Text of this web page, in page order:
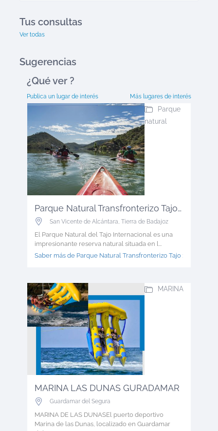
Tus consultas
Ver todas
Sugerencias
¿Qué ver ?
Publica un lugar de interés Más lugares de interés
Parque Natural Transfronterizo Tajo ...
San Vicente de Alcántara, Tierra de Badajoz
El Parque Natural del Tajo Internacional es una
impresionante reserva natural situada en l...
Parque
natural
Saber más de Parque Natural Transfronterizo Tajo >
MARINA LAS DUNAS GURADAMAR
Guardamar del Segura
MARINA DE LAS DUNASEl puerto deportivo
Marina de las Dunas, localizado en Guardamar
MARINA